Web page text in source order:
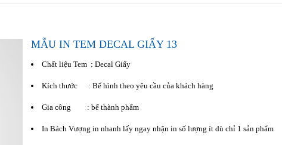
MẪU IN TEM DECAL GIẤY 13
Chất liệu Tem : Decal Giấy
Kích thước : Bế hình theo yêu cầu của khách hàng
Gia công : bế thành phẩm
In Bách Vượng in nhanh lấy ngay nhận in số lượng ít dù chỉ 1 sản phẩm